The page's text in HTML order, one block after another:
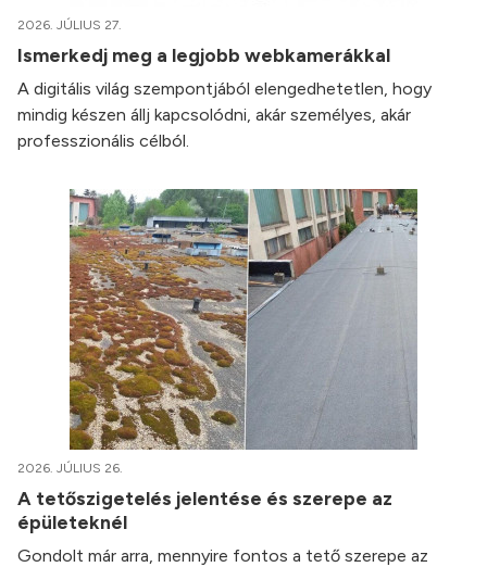
2026. JÚLIUS 27.
Ismerkedj meg a legjobb webkamerákkal
A digitális világ szempontjából elengedhetetlen, hogy
mindig készen állj kapcsolódni, akár személyes, akár
professzionális célból.
2026. JÚLIUS 26.
A tetőszigetelés jelentése és szerepe az
épületeknél
Gondolt már arra, mennyire fontos a tető szerepe az